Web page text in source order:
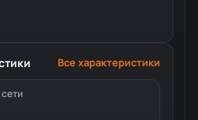
Все характеристики